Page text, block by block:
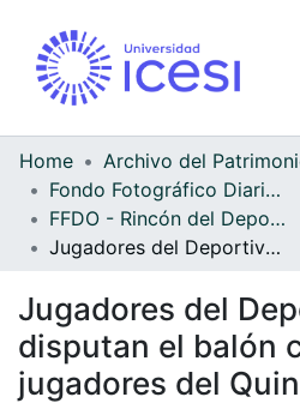
Home
Fondo Fotográfico Diario Occidente
FFDO - Rincón del Deportivo Cali - Patrimonial
Jugadores del Deportivo Cali disputan el balón contra jugadores del Quindío
Jugadores del
disputan el balón
jugadores del